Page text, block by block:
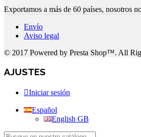
Exportamos a más de 60 países, nosotros
Envío
Aviso legal
© 2017 Powered by Presta Shop™. All
AJUSTES
Iniciar sesión
Español
English GB